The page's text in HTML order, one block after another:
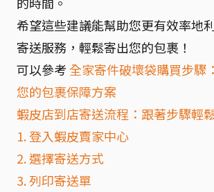
希望這些建議能幫助您更有效率地
寄送服務，輕鬆寄出您的包裹！
可以參考 全家寄件破壞袋購買步驟
您的包裹保障方案
蝦皮店到店寄送流程：跟著步驟輕
1. 登入蝦皮賣家中心
2. 選擇寄送方式
3. 列印寄送單